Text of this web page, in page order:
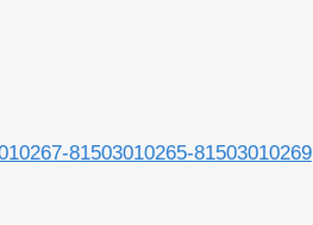
81503010265-81503010269